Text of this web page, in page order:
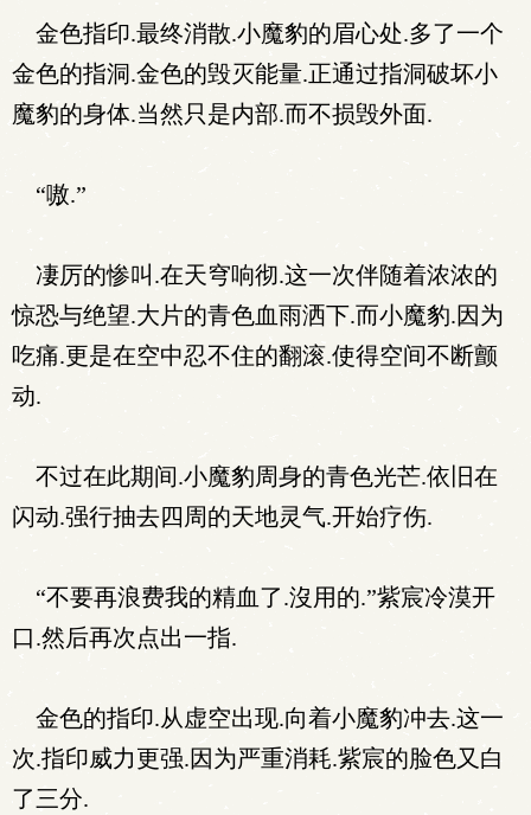
金色指印.最终消散.小魔豹的眉心处.多了一个
金色的指洞.金色的毁灭能量.正通过指洞破坏小
魔豹的身体.当然只是内部.而不损毁外面.
“嗷.”
凄厉的惨叫.在天穹响彻.这一次伴随着浓浓的
惊恐与绝望.大片的青色血雨洒下.而小魔豹.因为
吃痛.更是在空中忍不住的翻滚.使得空间不断颤
动.
不过在此期间.小魔豹周身的青色光芒.依旧在
闪动.强行抽去四周的天地灵气.开始疗伤.
“不要再浪费我的精血了.沒用的.”紫宸冷漠开
口.然后再次点出一指.
金色的指印.从虚空出现.向着小魔豹冲去.这一
次.指印威力更强.因为严重消耗.紫宸的脸色又白
了三分.